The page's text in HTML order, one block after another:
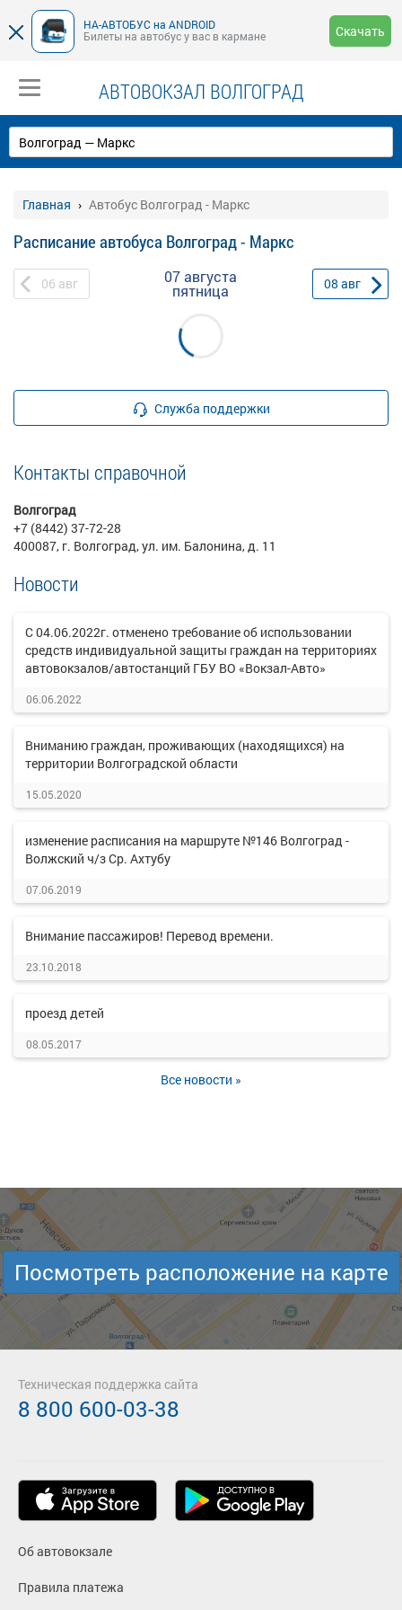
НА-АВТОБУС на ANDROID
Билеты на автобус у вас в кармане
Скачать
АВТОВОКЗАЛ ВОЛГОГРАД
Главная Автобус Волгоград - Маркс
Расписание автобуса Волгоград - Маркс
06 авг 07 августа
пятница 08 авг
Служба поддержки
Контакты справочной
Волгоград
+7 (8442) 37-72-28
400087, г. Волгоград, ул. им. Балонина, д. 11
Новости
С 04.06.2022г. отменено требование об использовании
средств индивидуальной защиты граждан на территориях
автовокзалов/автостанций ГБУ ВО «Вокзал-Авто»
06.06.2022
Вниманию граждан, проживающих (находящихся) на
территории Волгоградской области
15.05.2020
изменение расписания на маршруте №146 Волгоград -
Волжский ч/з Ср. Ахтубу
07.06.2019
Внимание пассажиров! Перевод времени.
23.10.2018
проезд детей
08.05.2017
Все новости »
Посмотреть расположение на карте
Об автовокзале
Правила платежа
Техническая поддержка сайта
8 800 600-03-38